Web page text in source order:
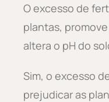
O excesso de
plantas,
altera o pH do
Sim, o excesso
prejudicar as